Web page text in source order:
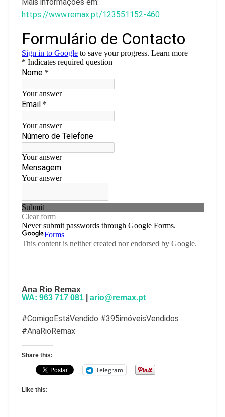
https://www.remax.pt/123551152-460
Ana Rio Remax
WA: 963 717 081| ario@remax.pt
#ComigoEstáVendido #395imóveisVendidos
#AnaRioRemax
Share this:
Telegram
Like this: